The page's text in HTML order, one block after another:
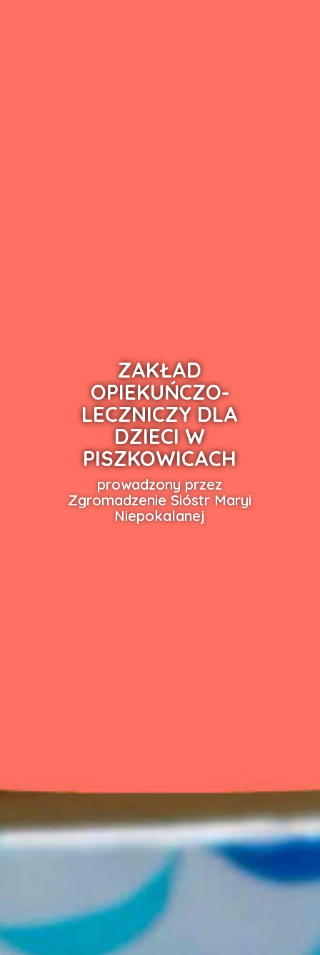
ZAKŁAD
OPIEKUŃCZO-
LECZNICZY DLA
DZIECI W
PISZKOWICACH
prowadzony przez
Zgromadzenie Sióstr Maryi
Niepokalanej